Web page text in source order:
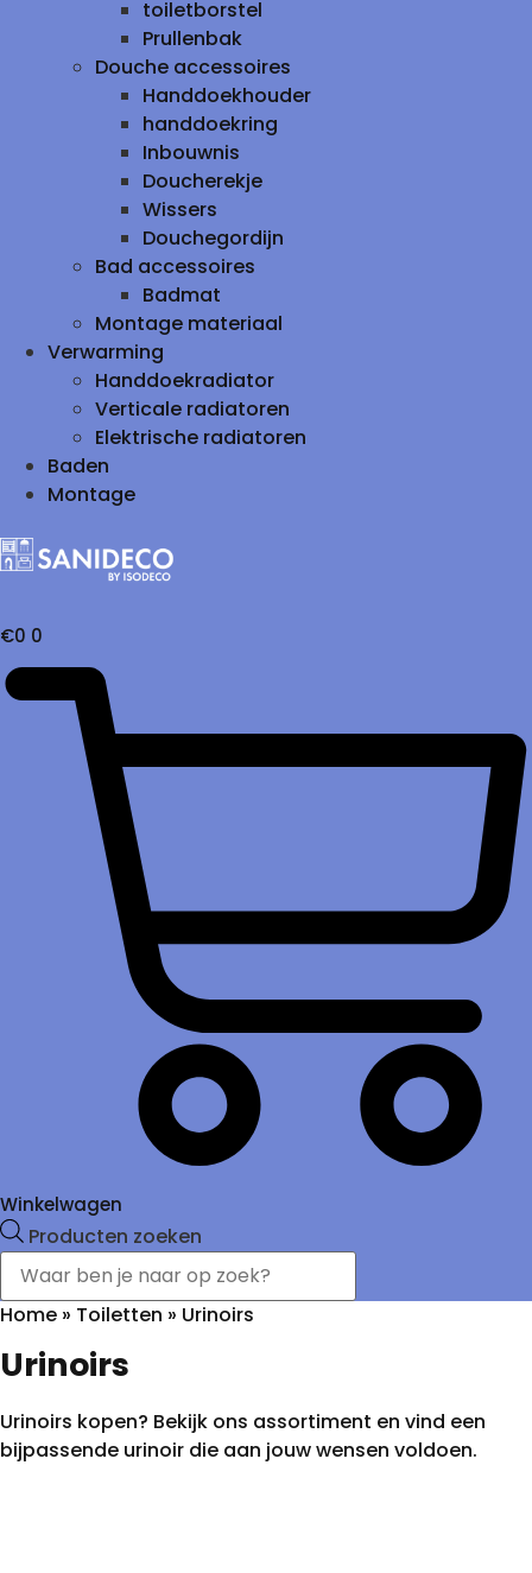
toiletborstel
Prullenbak
Douche accessoires
Handdoekhouder
handdoekring
Inbouwnis
Doucherekje
Wissers
Douchegordijn
Bad accessoires
Badmat
Montage materiaal
Verwarming
Handdoekradiator
Verticale radiatoren
Elektrische radiatoren
Baden
Montage
€0 0
Winkelwagen
Producten zoeken
Home » Toiletten » Urinoirs
Urinoirs
Urinoirs kopen? Bekijk ons assortiment en vind een
bijpassende urinoir die aan jouw wensen voldoen.